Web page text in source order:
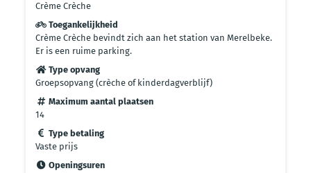
Crème Crèche
Toegankelijkheid
Crème Crèche bevindt zich aan het station van Merelbeke.
Er is een ruime parking.
Type opvang
Groepsopvang (crèche of kinderdagverblijf)
Maximum aantal plaatsen
14
Type betaling
Vaste prijs
Openingsuren